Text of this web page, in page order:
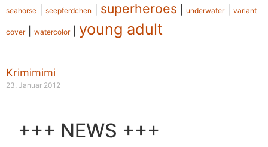
seahorse seepferdchen superheroes underwater| variant
cover| watercolor| young adult
Krimimimi
23. Januar 2012
+++ NEWS +++